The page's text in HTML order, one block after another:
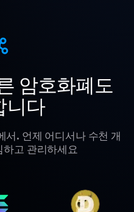
암호화폐도
니다
서. 언제 어디서나 수천 개
하고 관리하세요